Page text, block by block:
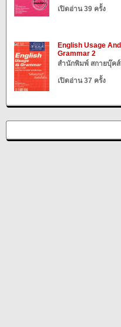
เปิดอ่าน 39 ครั้ง
English Usage And
Grammar 2
สำนักพิมพ์ สกายบุ๊คส์
เปิดอ่าน 37 ครั้ง